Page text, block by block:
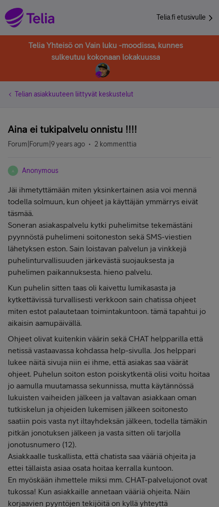
Telia.fi etusivulle
Telia Yhteisö on Vain luku -moodissa, kunnes
sulkeutuu kokonaan lokakuussa
Telian asiakkuuteen liittyvät keskustelut
Aina ei tukipalvelu onnistu !!!!
Forum|Forum|9 years ago 2 kommenttia
A Anonymous
Jäi ihmetyttämään miten yksinkertainen asia voi mennä
todella solmuun, kun ohjeet ja käyttäjän ymmärrys eivät
täsmää.
Soneran asiakaspalvelu kytki puhelimitse tekemästäni
pyynnöstä puhelimeni soitoneston sekä SMS-viestien
lähetyksen eston. Sain loistavan palvelun ja vinkkejä
puhelinturvallisuuden järkevästä suojauksesta ja
puhelimen paikannuksesta. hieno palvelu.
Kun puhelin sitten taas oli kaivettu lumikasasta ja
kytkettävissä turvallisesti verkkoon sain chatissa ohjeet
miten estot palautetaan toimintakuntoon. tämä tapahtui jo
aikaisin aamupäivällä.
Ohjeet olivat kuitenkin väärin sekä CHAT helpparilla että
netissä vastaavassa kohdassa help-sivulla. Jos helppari
lukee näitä sivuja niin ei ihme, että asiakas saa väärät
ohjeet. Puhelun soiton eston poiskytkentä olisi voitu hoitaa
jo aamulla muutamassa sekunnissa, mutta käytännössä
lukuisten vaiheiden jälkeen ja valtavan asiakkaan oman
tutkiskelun ja ohjeiden lukemisen jälkeen soitonesto
saatiin pois vasta nyt iltayhdeksän jälkeen, todella tämäkin
pitkän jonotuksen jälkeen ja vasta sitten oli tarjolla
jonotusnumero (12).
Asiakkaalle tuskallista, että chatista saa vääriä ohjeita ja
ettei tällaista asiaa osata hoitaa kerralla kuntoon.
En myöskään ihmettele miksi mm. CHAT-palvelujonot ovat
tukossa! Kun asiakkaille annetaan vääriä ohjeita. Näin
korjaavien pyyntöjen tekijöitä on kyllä yhteyttä